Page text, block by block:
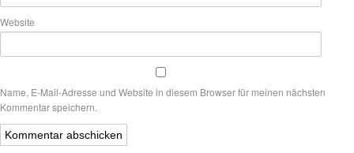
Website
Name, E-Mail-Adresse und Website in diesem Browser für meinen nächsten
Kommentar speichern.